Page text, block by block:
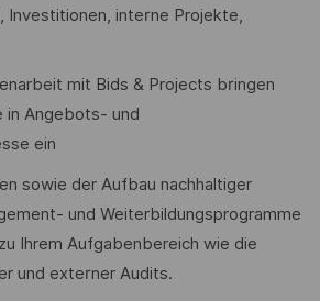
Investitionen, interne Projekte,
mit Bids & Projects bringen
in Angebots- und
ein
sowie der Aufbau nachhaltiger
und Weiterbildungsprogramme
Ihrem Aufgabenbereich wie die
und externer Audits.